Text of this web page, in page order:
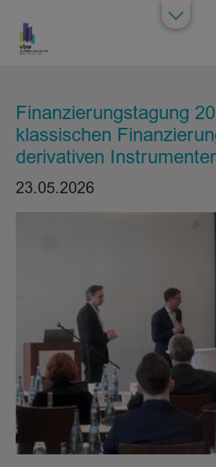
Finanzierungstagung
klassischen
derivativen
23.05.2026